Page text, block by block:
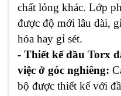
chất lỏng khác. Lớp
được độ mới lâu dài,
hóa hay gỉ sét.
- Thiết kế đầu Torx
việc ở góc nghiêng:
bộ được thiết kế với